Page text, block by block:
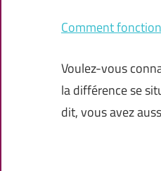
Comment
Voulez-vous
la différence se
dit, vous avez